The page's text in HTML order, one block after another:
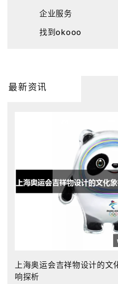
企业服务
找到okooo
最新资讯
上海奥运会吉祥物设计的
响探析